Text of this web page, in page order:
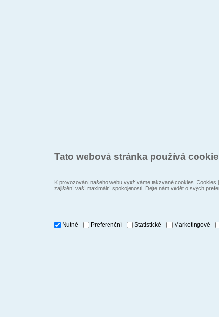
Tato webová stránka používá
K provozování našeho webu využíváme takzvané cookies.
zajištění vaší maximální spokojenosti. Dejte nám vědět o svých
Nutné Preferenční Statistické Marketingové